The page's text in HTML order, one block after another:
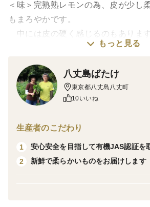
＜味＞完熟熟レモンの為、皮が少し
もまろやかです。
中には皮の硬く感じるのもあります
ジューシーさには変わりがありませ
この時期、レモン鍋などよくやりま
お酢の代わりにいなり寿司の中に入
ヨーグルトにかけるジャムはレモン
＜栽培のこだわり＞
お待たせ致しました❗️皆様の応援のお
もっと見る
八丈島ばたけ
東京都八丈島八丈町
10いいね
生産者のこだわり
1
安心安全を目指して有機JAS認証を
2
新鮮で柔らかいものをお届けします